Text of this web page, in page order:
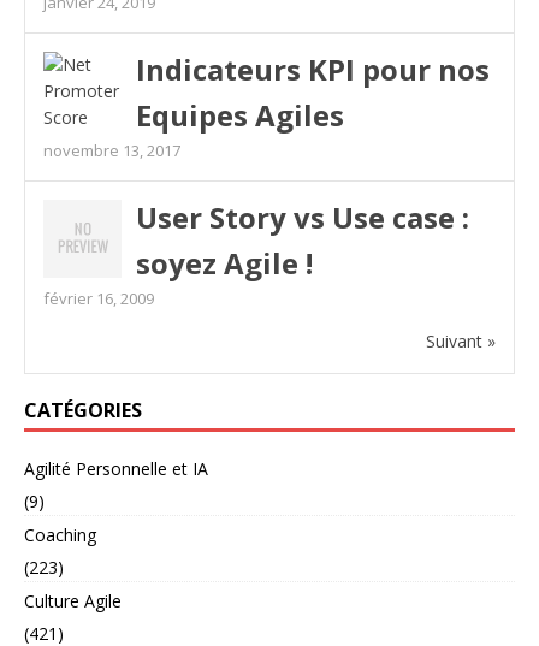
Indicateurs KPI pour nos
Equipes Agiles
novembre 13, 2017
User Story vs Use case :
soyez Agile !
février 16, 2009
Suivant »
CATÉGORIES
Agilité Personnelle et IA
(9)
Coaching
(223)
Culture Agile
(421)